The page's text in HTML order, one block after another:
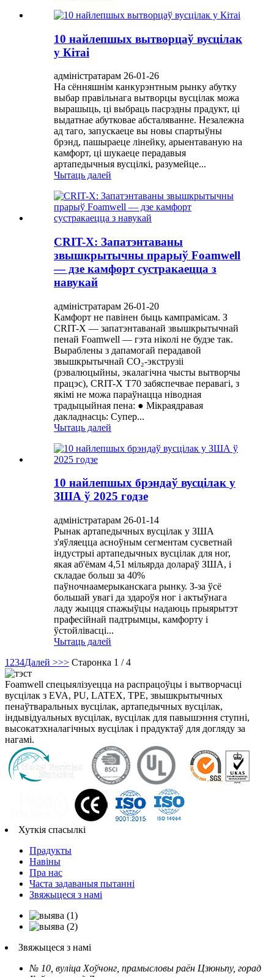
10 найлепшых вытворцаў вусцілак
у Кітаі
адміністратарам 26-01-26
На сённяшнім канкурэнтным рынку абутку
выбар правільнага вытворцы вусцілак можа
вырашыць, ці выбраць пасрэдны прадукт, ці
выдатнае абутковае абсталяванне. Незалежна
ад таго, запускаеце вы новы спартыўны
брэнд, пашыраеце лінейку, арыентаваную на
камфорт, ці шукаеце перадавыя
артапедычныя вусцілкі, разумейце...
Чытаць далей
CRIT-X: Запатэнтаваны
звышкрытычны прарыў Foamwell
— дзе камфорт сустракаецца з
навукай
адміністратарам 26-01-20
Камфорт не павінен быць кампрамісам. З
CRIT-X — запатэнтаванай звышкрытычнай
пенай Foamwell — гэта ніколі не будзе так.
Выраблены з дапамогай перадавой
звышкрытычнай CO₂-экструзіі
(рэвалюцыйны, экалагічна чысты вытворчы
працэс), CRIT-X T70 забяспечвае перавагі, з
якімі не можа параўнацца ніводная
традыцыйная пена: ● Мікраядравая
дакладнасць: Супер...
Чытаць далей
10 найлепшых брэндаў вусцілак у
ЗША ў 2025 годзе
адміністратарам 26-01-14
Рынак артапедычных вусцілак у ЗША
з'яўляецца асноўным сегментам сусветнай
індустрыі артапедычных вусцілак для ног,
якая аб'ёмам 4,51 мільярда долараў ЗША, і
складае больш за 40%
паўночнаамерыканскага рынку. З-за ўсё
большай увагі да здароўя ног і актыўнага
ладу жыцця спажыўцы надаюць прыярытэт
прафесійнай падтрымцы, камфорту і
ўстойлівасці...
Чытаць далей
1 234Далей >>> Старонка 1 / 4
Foamwell спецыялізуецца на распрацоўцы і вытворчасці
вусцілак з EVA, PU, ​​LATEX, TPE, звышкрытычных
пенаўтваральных вусцілак, артапедычных вусцілак,
індывідуальных вусцілак, вусцілак для павышэння ступні,
высокатэхналагічных вусцілак і прадуктаў для догляду за
нагамі.
Хуткія спасылкі
Прадукты
Навіны
Пра нас
Часта задаваныя пытанні
Звяжыцеся з намі
Звяжыцеся з намі
№ 10, вуліца Хоўчонг, прамысловы раён Цзюньпу, горад